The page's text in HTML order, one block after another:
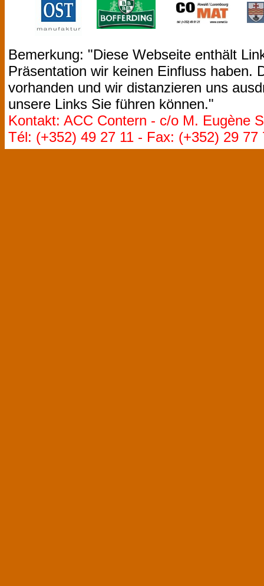
Bemerkung: "Diese Webseite enthält
Präsentation wir keinen Einfluss haben.
vorhanden und wir distanzieren uns
unsere Links Sie führen können."
Kontakt: ACC Contern - c/o M. Eugène
Tél: (+352) 49 27 11 - Fax: (+352) 29